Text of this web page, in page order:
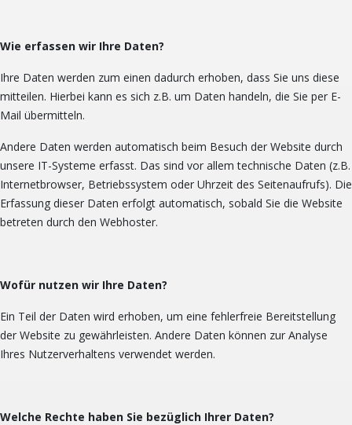
Wie erfassen wir Ihre Daten?
Ihre Daten werden zum einen dadurch erhoben, dass Sie uns diese
mitteilen. Hierbei kann es sich z.B. um Daten handeln, die Sie per E-
Mail übermitteln.
Andere Daten werden automatisch beim Besuch der Website durch
unsere IT-Systeme erfasst. Das sind vor allem technische Daten (z.B.
Internetbrowser, Betriebssystem oder Uhrzeit des Seitenaufrufs). Die
Erfassung dieser Daten erfolgt automatisch, sobald Sie die Website
betreten durch den Webhoster.
Wofür nutzen wir Ihre Daten?
Ein Teil der Daten wird erhoben, um eine fehlerfreie Bereitstellung
der Website zu gewährleisten. Andere Daten können zur Analyse
Ihres Nutzerverhaltens verwendet werden.
Welche Rechte haben Sie bezüglich Ihrer Daten?